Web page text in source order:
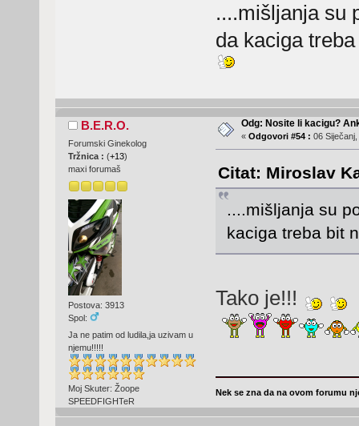
....mišljanja su
da kaciga
B.E.R.O.
Forumski Ginekolog
Tržnica : (+13)
maxi forumaš
Postova: 3913
Spol:
Ja ne patim od ludila,ja uzivam u
njemu!!!!!
Moj Skuter: Žoope
SPEEDFIGHTeR
Odg: Nosite li kacigu?
« Odgovori #54 : 06
Citat: Miroslav
....mišljanja su
kaciga treba bit
Tako je!!!
Nek se zna da na ovom forumu